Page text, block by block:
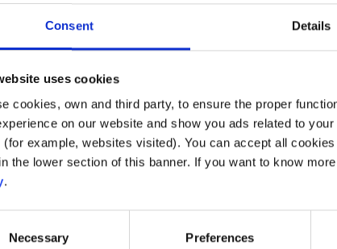
Consent Details
uses cookies
cookies, own and third party, to ensure the proper
on our website and show you ads related to
(for example, websites visited). You can accept all
the lower section of this banner. If you want to know
.
Necessary Preferences